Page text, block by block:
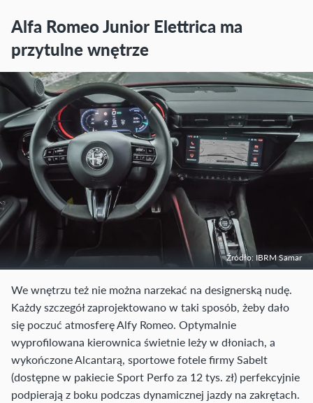
Alfa Romeo Junior Elettrica ma
przytulne wnętrze
Źródło: IBRM Samar
We wnętrzu też nie można narzekać na designerską nudę.
Każdy szczegół zaprojektowano w taki sposób, żeby dało
się poczuć atmosferę Alfy Romeo. Optymalnie
wyprofilowana kierownica świetnie leży w dłoniach, a
wykończone Alcantarą, sportowe fotele firmy Sabelt
(dostępne w pakiecie Sport Perfo za 12 tys. zł) perfekcyjnie
podpierają z boku podczas dynamicznej jazdy na zakrętach.